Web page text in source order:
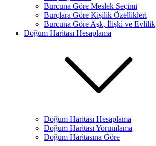
Burcuna Göre Meslek Seçimi
Burçlara Göre Kişilik Özellikleri
Burcuna Göre Aşk, İlişki ve Evlilik
Doğum Haritası Hesaplama
Doğum Haritası Hesaplama
Doğum Haritası Yorumlama
Doğum Haritasına Göre